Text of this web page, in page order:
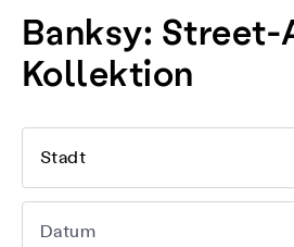
Banksy:
Kollektion
Stadt
Datum